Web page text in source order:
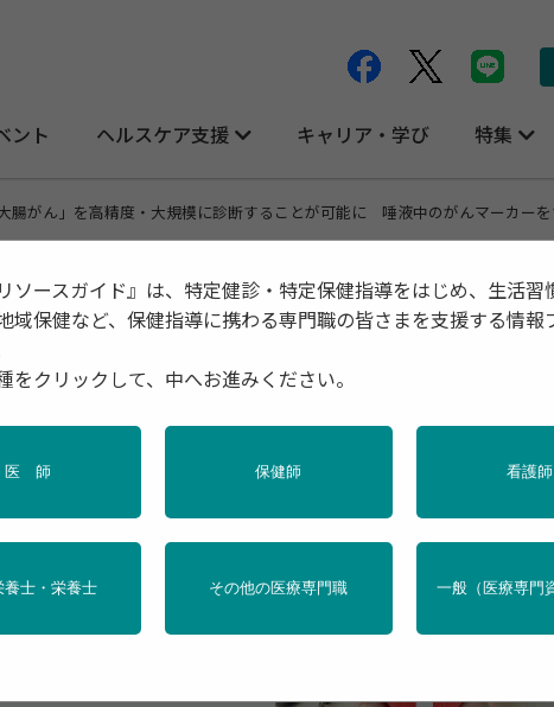
ント ヘルスケア支援 キャリア・学び 特集
腸がん」を高精度・大規模に診断することが可能に 唾液中のがんマーカー
大規模に診断することが可能に 唾液中の
を開発
1分で測定する技術を開発
度かつ大規模に診断できる
、がん患者の唾液や尿で急
して利用し、がんの早期診
ソースガイド』は、特定健診・特定保健指導をはじめ、生活習
域保健など、保健指導に携わる専門職の皆さまを支援する情報
をクリックして、中へお進みください。
医 師 保健師 看護師
養士・栄養士 その他の医療専門職 一般（医療専門